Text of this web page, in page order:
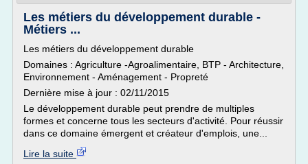
Les métiers du développement durable -
Métiers ...
Les métiers du développement durable
Domaines : Agriculture -Agroalimentaire, BTP - Architecture,
Environnement - Aménagement - Propreté
Dernière mise à jour : 02/11/2015
Le développement durable peut prendre de multiples
formes et concerne tous les secteurs d'activité. Pour réussir
dans ce domaine émergent et créateur d'emplois, une...
Lire la suite